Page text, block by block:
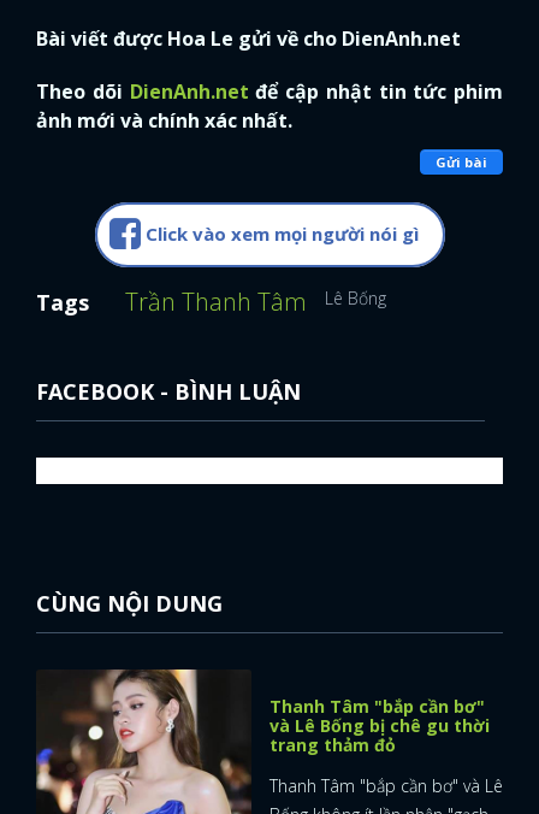
Bài viết được Hoa Le gửi về cho DienAnh.net
Theo dõi DienAnh.net để cập nhật tin tức phim
ảnh mới và chính xác nhất.
Gửi bài
Click vào xem mọi người nói gì
Tags Trần Thanh Tâm Lê Bống
FACEBOOK - BÌNH LUẬN
CÙNG NỘI DUNG
Thanh Tâm "bắp cần bơ"
và Lê Bống bị chê gu thời
trang thảm đỏ
Thanh Tâm "bắp cần bơ" và Lê